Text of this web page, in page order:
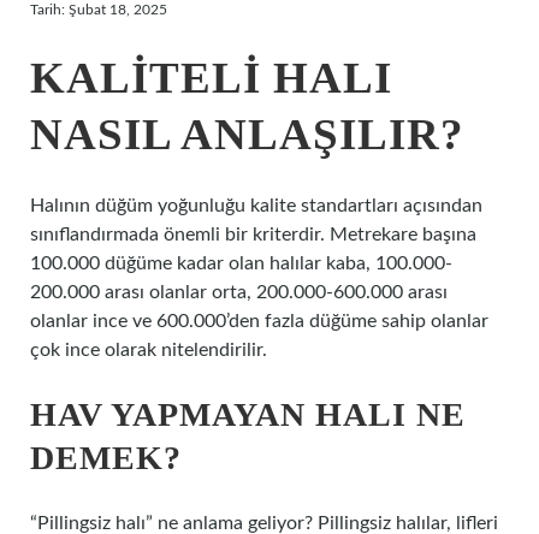
Tarih: Şubat 18, 2025
KALITELI HALI
NASIL ANLAŞILIR?
Halının düğüm yoğunluğu kalite standartları açısından
sınıflandırmada önemli bir kriterdir. Metrekare başına
100.000 düğüme kadar olan halılar kaba, 100.000-
200.000 arası olanlar orta, 200.000-600.000 arası
olanlar ince ve 600.000’den fazla düğüme sahip olanlar
çok ince olarak nitelendirilir.
HAV YAPMAYAN HALI NE
DEMEK?
“Pillingsiz halı” ne anlama geliyor? Pillingsiz halılar, lifleri